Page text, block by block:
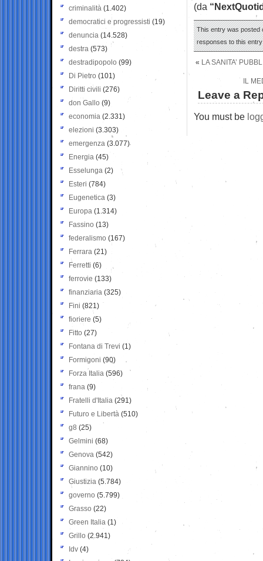
(da
This entry was posted
responses to this
« LA SANITA’
IL
Leave a
You must be
criminalità (1.402)
democratici e progressisti (19)
denuncia (14.528)
destra (573)
destradipopolo (99)
Di Pietro (101)
Diritti civili (276)
don Gallo (9)
economia (2.331)
elezioni (3.303)
emergenza (3.077)
Energia (45)
Esselunga (2)
Esteri (784)
Eugenetica (3)
Europa (1.314)
Fassino (13)
federalismo (167)
Ferrara (21)
Ferretti (6)
ferrovie (133)
finanziaria (325)
Fini (821)
fioriere (5)
Fitto (27)
Fontana di Trevi (1)
Formigoni (90)
Forza Italia (596)
frana (9)
Fratelli d'Italia (291)
Futuro e Libertà (510)
g8 (25)
Gelmini (68)
Genova (542)
Giannino (10)
Giustizia (5.784)
governo (5.799)
Grasso (22)
Green Italia (1)
Grillo (2.941)
Idv (4)